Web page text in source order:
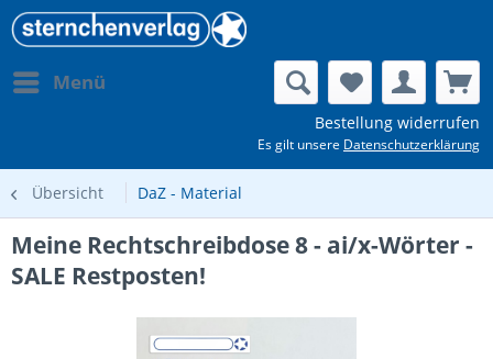
Menü
Bestellung widerrufen
Es gilt unsere Datenschutzerklärung
Übersicht DaZ - Material
Meine Rechtschreibdose 8 - ai/x-Wörter -
SALE Restposten!